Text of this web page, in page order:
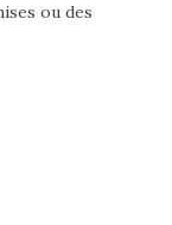
ou des